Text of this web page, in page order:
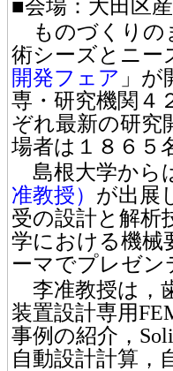
■会場：大田区
ものづくりの
術シーズとニー
開発フェア 」
専・研究機関４
ぞれ最新の研究
場者は１８６５
島根大学から
准教授） が出展
受の設計と解析
学における機械
ーマでプレゼ
李准教授は，
装置設計専用
事例の紹介，
自動設計計算，